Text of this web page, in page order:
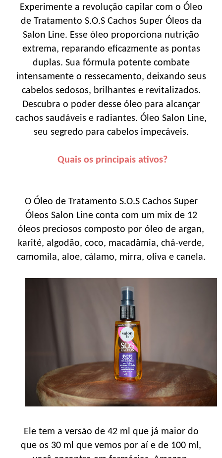
Experimente a revolução capilar com o Óleo
de Tratamento S.O.S Cachos Super Óleos da
Salon Line. Esse óleo proporciona nutrição
extrema, reparando eficazmente as pontas
duplas. Sua fórmula potente combate
intensamente o ressecamento, deixando seus
cabelos sedosos, brilhantes e revitalizados.
Descubra o poder desse óleo para alcançar
cachos saudáveis e radiantes. Óleo Salon Line,
seu segredo para cabelos impecáveis.
Quais os principais ativos?
O Óleo de Tratamento S.O.S Cachos Super
Óleos Salon Line conta com um mix de 12
óleos preciosos composto por óleo de argan,
karité, algodão, coco, macadâmia, chá-verde,
camomila, aloe, cálamo, mirra, oliva e canela.
Ele tem a versão de 42 ml que já maior do
que os 30 ml que vemos por aí e de 100 ml,